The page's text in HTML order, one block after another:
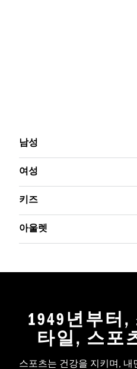
남성
여성
키즈
아울렛
1949년부터
타일, 스포
스포츠는 건강을 지키며,